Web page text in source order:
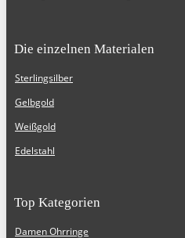
Die einzelnen Materialen
Sterlingsilber
Gelbgold
Weißgold
Edelstahl
Top Kategorien
Damen Ohrringe